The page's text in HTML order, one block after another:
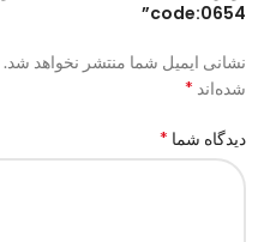
code:0654”
نشانی ایمیل شما منتشر نخواهد شد.
شده‌اند *
دیدگاه شما *